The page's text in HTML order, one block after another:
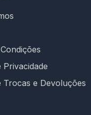
Privacidade
Trocas e Devoluções